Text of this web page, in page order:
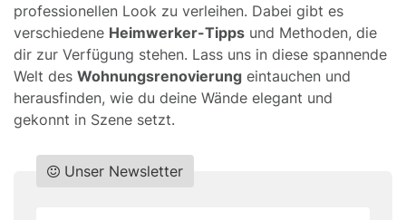
professionellen Look zu verleihen. Dabei gibt es
verschiedene Heimwerker-Tipps und Methoden, die
dir zur Verfügung stehen. Lass uns in diese spannende
Welt des Wohnungsrenovierung eintauchen und
herausfinden, wie du deine Wände elegant und
gekonnt in Szene setzt.
Unser Newsletter